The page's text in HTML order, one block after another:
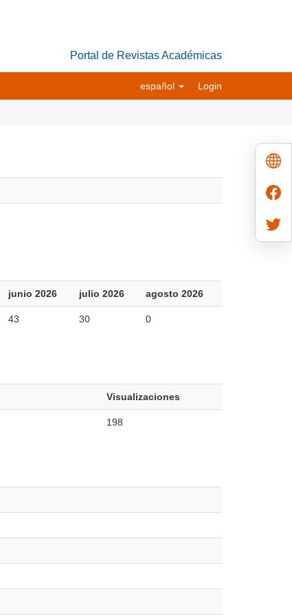
Portal de Revistas Académicas
español Login
junio 2026 julio 2026 agosto 2026
43 30 0
Visualizaciones
198